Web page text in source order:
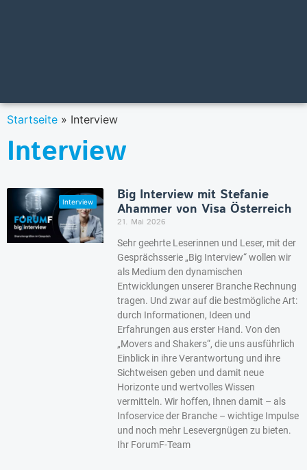
Startseite » Interview
Interview
Big Interview mit Stefanie
Ahammer von Visa Österreich
21. Mai 2026
Sehr geehrte Leserinnen und Leser, mit der
Gesprächsserie „Big Interview“ wollen wir
als Medium den dynamischen
Entwicklungen unserer Branche Rechnung
tragen. Und zwar auf die bestmögliche Art:
durch Informationen, Ideen und
Erfahrungen aus erster Hand. Von den
„Movers and Shakers“, die uns ausführlich
Einblick in ihre Verantwortung und ihre
Sichtweisen geben und damit neue
Horizonte und wertvolles Wissen
vermitteln. Wir hoffen, Ihnen damit – als
Infoservice der Branche – wichtige Impulse
und noch mehr Lesevergnügen zu bieten.
Ihr ForumF-Team